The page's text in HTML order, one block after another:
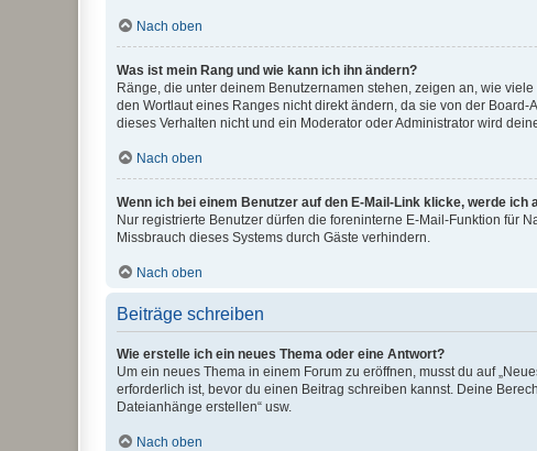
Nach oben
Was ist mein Rang und wie kann ich ihn ändern?
Ränge, die unter deinem Benutzernamen stehen, zeigen an, wie
den Wortlaut eines Ranges nicht direkt ändern, da sie von der
dieses Verhalten nicht und ein Moderator oder Administrator wird
Nach oben
Wenn ich bei einem Benutzer auf den E-Mail-Link klicke, werde ich
Nur registrierte Benutzer dürfen die foreninterne E-Mail-Funktion für
Missbrauch dieses Systems durch Gäste verhindern.
Nach oben
Beiträge schreiben
Wie erstelle ich ein neues Thema oder eine Antwort?
Um ein neues Thema in einem Forum zu eröffnen, musst du auf
erforderlich ist, bevor du einen Beitrag schreiben kannst. Deine
Dateianhänge erstellen“ usw.
Nach oben